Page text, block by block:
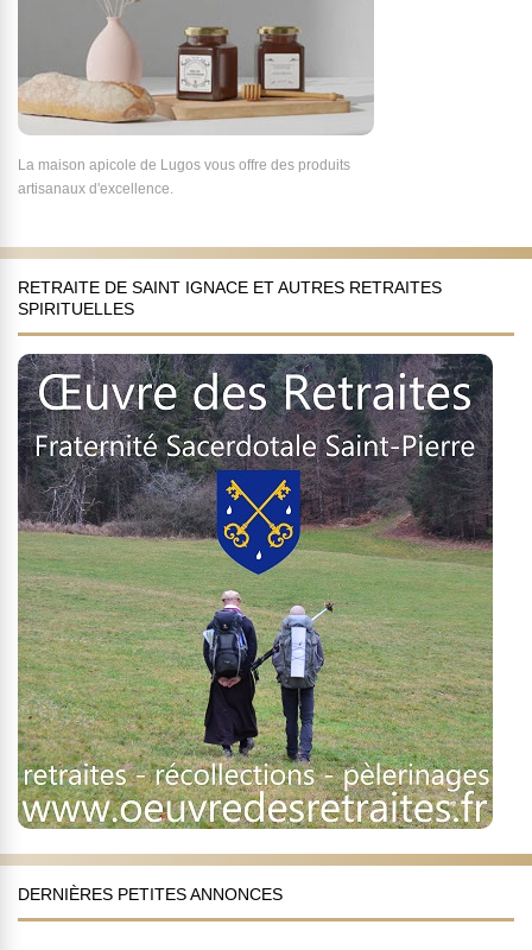
La maison apicole de Lugos vous offre des produits
artisanaux d'excellence.
RETRAITE DE SAINT IGNACE ET AUTRES RETRAITES
SPIRITUELLES
DERNIÈRES PETITES ANNONCES